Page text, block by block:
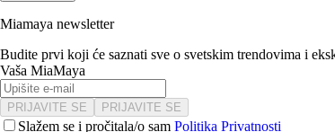
Miamaya newsletter
Budite prvi koji će saznati sve o svetskim trendovima i
Vaša MiaMaya
PRIJAVITE SE PRIJAVITE SE
Slažem se i pročitala/o sam Politika Privatnosti